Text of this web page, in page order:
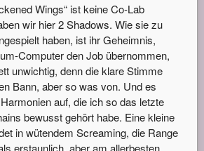
Wings“ ist keine Co-Lab
wir hier 2 Shadows. Wie sie zu
haben, ist ihr Geheimnis,
Computer den Job übernommen,
unwichtig, denn die klare Stimme
Bann, aber so was von. Und es
auf, die ich so das letzte
bewusst gehört habe. Eine kleine
in wütendem Screaming, die Range
erstaunlich, aber am allerbesten